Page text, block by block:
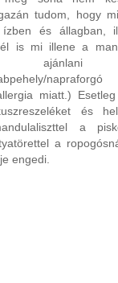
tudom, hogy
ízben és állagban,
is mi illene a
zabpehely/
miatt.)
és
a
a
engedi.